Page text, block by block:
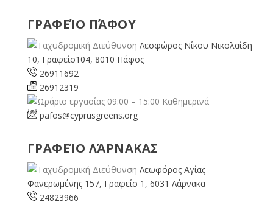
ΓΡΑΦΕΊΟ ΠΆΦΟΥ
Λεοφώρος Νίκου Νικολαίδη
10, Γραφείο104, 8010 Πάφος
26911692
26912319
09:00 – 15:00 Καθημερινά
pafos@cyprusgreens.org
ΓΡΑΦΕΊΟ ΛΆΡΝΑΚΑΣ
Λεωφόρος Αγίας
Φανερωμένης 157, Γραφείο 1, 6031 Λάρνακα
24823966